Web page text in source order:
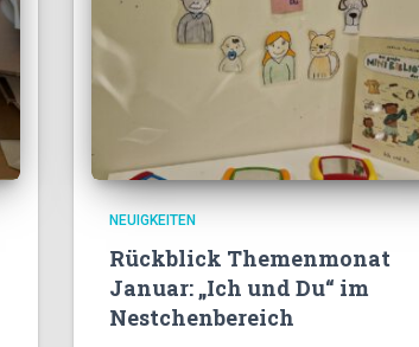
NEUIGKEITEN
Rückblick Themenmonat
Januar: „Ich und Du“ im
Nestchenbereich